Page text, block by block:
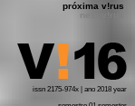
próxima v!rus
issn 2175-974x | ano 2018 year